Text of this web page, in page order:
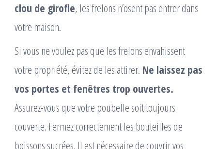
clou de girofle, les frelons n’osent pas entrer dans
votre maison.
Si vous ne voulez pas que les frelons envahissent
votre propriété, évitez de les attirer. Ne laissez pas
vos portes et fenêtres trop ouvertes.
Assurez-vous que votre poubelle soit toujours
couverte. Fermez correctement les bouteilles de
boissons sucrées. Il est nécessaire de couvrir vos